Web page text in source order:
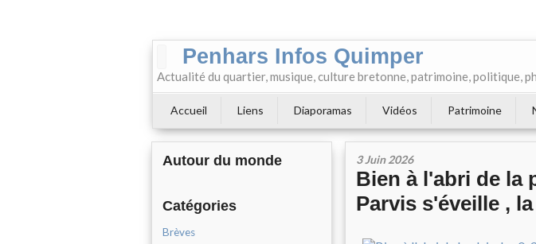
Penhars Infos Quimper
Actualité du quartier, musique, culture bretonne, patrimoine, politique,
Accueil Liens Diaporamas Vidéos Patrimoine
Autour du monde
Catégories
Brèves
3 Juin 2026
Bien à l'abri de la
Parvis s'éveille ,